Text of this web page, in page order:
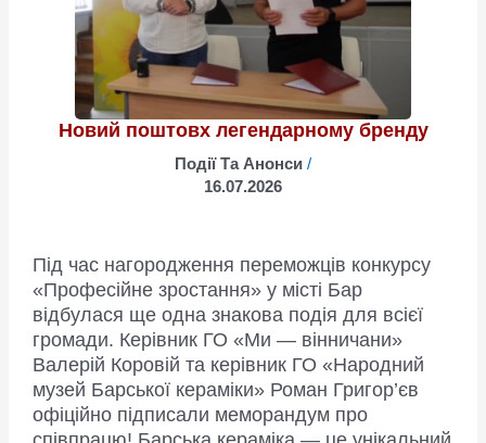
зростання»
завітав
до
Липовця!
Новий поштовх легендарному бренду
Події Та Анонси /
16.07.2026
Під час нагородження переможців конкурсу
«Професійне зростання» у місті Бар
відбулася ще одна знакова подія для всієї
громади. Керівник ГО «Ми — вінничани»
Валерій Коровій та керівник ГО «Народний
музей Барської кераміки» Роман Григор’єв
офіційно підписали меморандум про